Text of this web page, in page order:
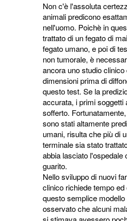
Non c'è l'assoluta
animali predicono
nell'uomo. Poichè in
trattato di un fegato di
fegato umano, e poi di
non tumorale, è
ancora uno studio clinico
dimensioni prima di
questo test. Se la
accurata, i primi soggetti
sofferto.
sono stati altamente
umani, risulta che più di
terminale sia stato
abbia lasciato l'ospedale
guarito.
Nello sviluppo di nuovi
clinico richiede tempo
questo semplice
osservato che alcuni